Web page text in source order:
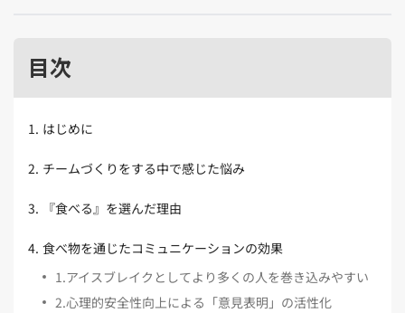
API Gateway（1）
Markdown（1）
目次
1. はじめに
2. チームづくりをする中で感じた悩み
3. 『食べる』を選んだ理由
4. 食べ物を通じたコミュニケーションの効果
1.アイスブレイクとしてより多くの人を巻き込みやすい
2.心理的安全性向上による「意見表明」の活性化